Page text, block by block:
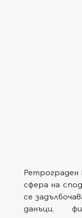
сфера на
се
данъци,